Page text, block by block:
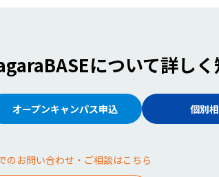
について詳しく
オープンキャンパス申込 個別
のお問い合わせ・ご相談はこちら